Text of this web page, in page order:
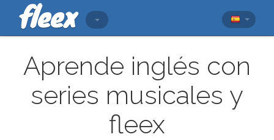
Aprende inglés con
series musicales y
fleex